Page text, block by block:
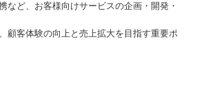
など、お客様向けサービスの企画・開発・
顧客体験の向上と売上拡大を目指す重要ポ